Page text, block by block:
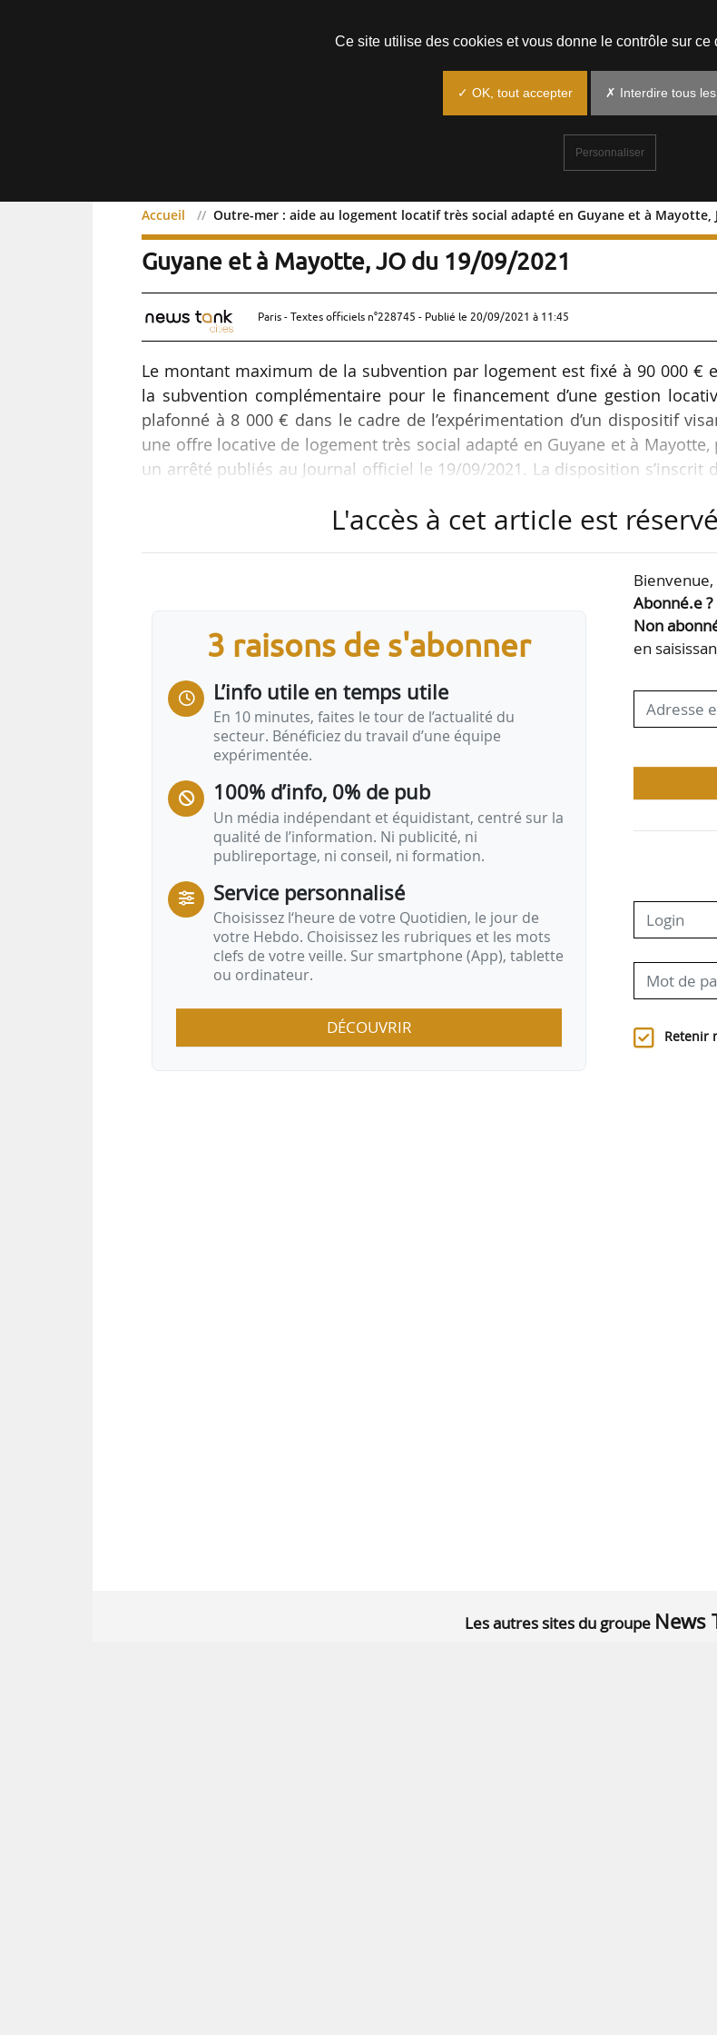
Accueil Outre-mer : aide au logement locatif très social adapté en Guyane et à Mayotte,
Outre-mer : aide au logement locatif très social
Guyane et à Mayotte, JO du 19/09/2021
Paris - Textes officiels n°228745 - Publié le 20/09/2021 à 11:45
Le montant maximum de la subvention par logement est fixé à 90 000 €
la subvention complémentaire pour le financement d’une gestion
plafonné à 8 000 € dans le cadre de l’expérimentation d’un dispositif
une offre locative de logement très social adapté en Guyane et à
un arrêté publiés au Journal officiel le 19/09/2021. La disposition s’inscrit
l’expérimentation d’un dispositif visant à développer une offre locative
L'accès à cet article est
3 raisons de s'abonner
L’info utile en temps utile
En 10 minutes, faites le tour de l’actualité du
secteur. Bénéficiez du travail d’une équipe
expérimentée.
100% d’info, 0% de pub
Un média indépendant et équidistant, centré sur la
qualité de l’information. Ni publicité, ni
publireportage, ni conseil, ni formation.
Service personnalisé
Choisissez l‘heure de votre Quotidien, le jour de
votre Hebdo. Choisissez les rubriques et les mots
clefs de votre veille. Sur smartphone (App), tablette
ou ordinateur.
DÉCOUVRIR
Bienvenue,
Abonné.e ?
Non
en
Retenir
Les autres sites du groupe News
Ce site utilise des cookies et vous donne le contrôle sur ce
✓ OK, tout accepter ✗ Interdire tous
Personnaliser